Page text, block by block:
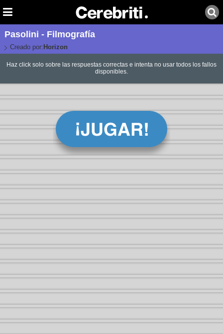
Pasolini - Filmografía
Creado por: Horizon
Haz click solo sobre las respuestas correctas e intenta no usar todos los fallos
disponibles.